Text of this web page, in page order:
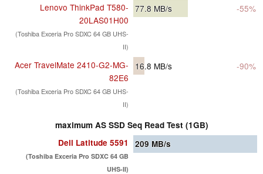
Lenovo ThinkPad T580-
20LAS01H00
(Toshiba Exceria Pro SDXC 64 GB UHS-
II)
77.8 MB/s -55%
Acer TravelMate 2410-G2-MG-
82E6
(Toshiba Exceria Pro SDXC 64 GB UHS-
II)
16.8 MB/s -90%
maximum AS SSD Seq Read Test (1GB)
Dell Latitude 5591
(Toshiba Exceria Pro SDXC 64 GB
UHS-II)
209 MB/s